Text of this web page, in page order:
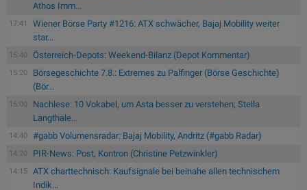
Athos Imm...
17:41
Wiener Börse Party #1216: ATX schwächer, Bajaj Mobility weiter
star...
15:40 Österreich-Depots: Weekend-Bilanz (Depot Kommentar)
15:20
Börsegeschichte 7.8.: Extremes zu Palfinger (Börse Geschichte)
(Bör...
15:00
Nachlese: 10 Vokabel, um Asta besser zu verstehen; Stella
Langthale...
14:40 #gabb Volumensradar: Bajaj Mobility, Andritz (#gabb Radar)
14:20 PIR-News: Post, Kontron (Christine Petzwinkler)
14:15
ATX charttechnisch: Kaufsignale bei beinahe allen technischem
Indik...